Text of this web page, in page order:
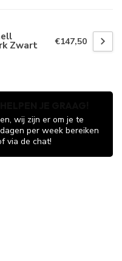
Zwart €147,50
wij zijn er om je te
per week bereiken
via de chat!